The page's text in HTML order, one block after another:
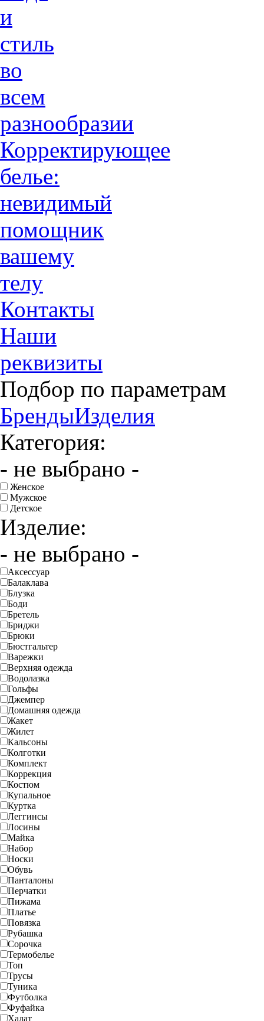
и
стиль
во
всем
разнообразии
Корректирующее
белье:
невидимый
помощник
вашему
телу
Контакты
Наши
реквизиты
Подбор по параметрам
БрендыИзделия
Категория:
- не выбрано -
Женское
Мужское
Детское
Изделие:
- не выбрано -
Аксессуар
Балаклава
Блузка
Боди
Бретель
Бриджи
Брюки
Бюстгальтер
Варежки
Верхняя одежда
Водолазка
Гольфы
Джемпер
Домашняя одежда
Жакет
Жилет
Кальсоны
Колготки
Комплект
Коррекция
Костюм
Купальное
Куртка
Леггинсы
Лосины
Майка
Набор
Носки
Обувь
Панталоны
Перчатки
Пижама
Платье
Повязка
Рубашка
Сорочка
Термобелье
Топ
Трусы
Туника
Футболка
Фуфайка
Халат